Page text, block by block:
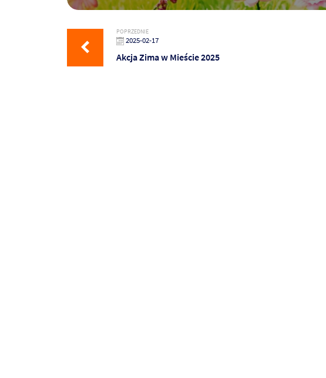
POPRZEDNIE
2025-02-17
Akcja Zima w Mieście 2025